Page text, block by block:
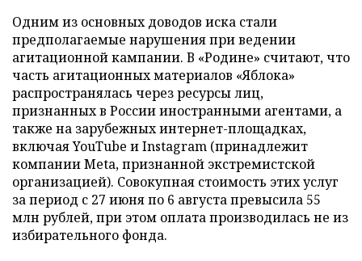
Одним из основных доводов иска стали
предполагаемые нарушения при ведении
агитационной кампании. В «Родине» считают, что
часть агитационных материалов «Яблока»
распространялась через ресурсы лиц,
признанных в России иностранными агентами, а
также на зарубежных интернет-площадках,
включая YouTube и Instagram (принадлежит
компании Meta, признанной экстремистской
организацией). Совокупная стоимость этих услуг
за период с 27 июня по 6 августа превысила 55
млн рублей, при этом оплата производилась не из
избирательного фонда.